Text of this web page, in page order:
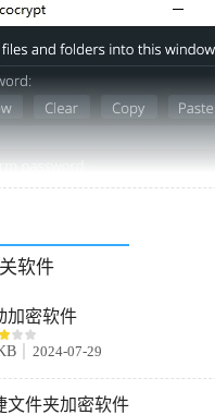
软件
加密软件
2024-07-29
文件夹加密软件